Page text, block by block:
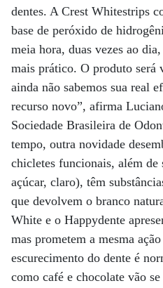
dentes. A Crest Whitestrips
base de peróxido de
meia hora, duas vezes ao
mais prático. O produto será
ainda não sabemos sua real
recurso novo”, afirma
Sociedade Brasileira de
tempo, outra novidade
chicletes funcionais, além de
açúcar, claro), têm
que devolvem o branco
White e o Happydente
mas prometem a mesma
escurecimento do dente é
como café e chocolate vão